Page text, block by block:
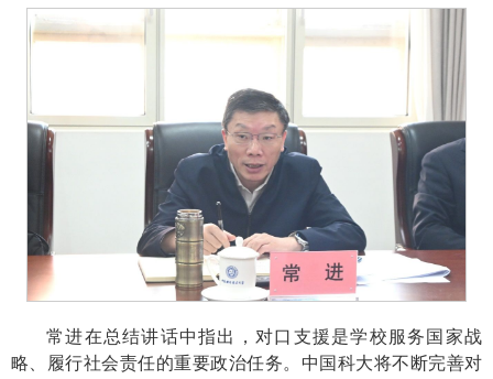
常进在总结讲话中指出，对口支援是学校服务国家战
略、履行社会责任的重要政治任务。中国科大将不断完善对